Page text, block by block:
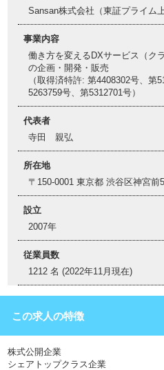
Sansan株式会社（東証プライム上
事業内容
働き方を変えるDXサービス（ク
の企画・開発・販売
（取得済特許: 第4408302号、第
5263759号、第5312701号）
代表者
寺田 親弘
所在地
〒150-0001 東京都 渋谷区神宮
設立
2007年
従業員数
1212 名 (2022年11月現在)
この求人の特徴
株式公開企業
シェアトップクラス企業